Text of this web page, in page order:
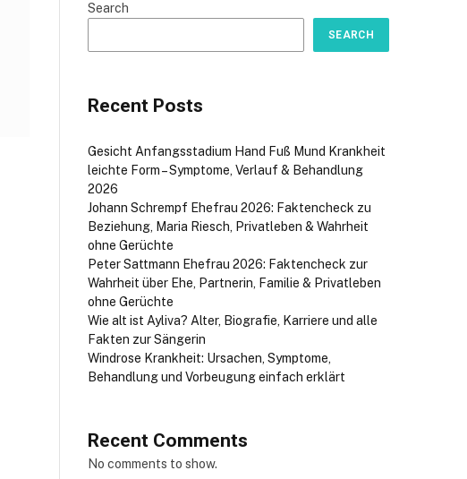
Search
SEARCH
Recent Posts
Gesicht Anfangsstadium Hand Fuß Mund Krankheit
leichte Form – Symptome, Verlauf & Behandlung
2026
Johann Schrempf Ehefrau 2026: Faktencheck zu
Beziehung, Maria Riesch, Privatleben & Wahrheit
ohne Gerüchte
Peter Sattmann Ehefrau 2026: Faktencheck zur
Wahrheit über Ehe, Partnerin, Familie & Privatleben
ohne Gerüchte
Wie alt ist Ayliva? Alter, Biografie, Karriere und alle
Fakten zur Sängerin
Windrose Krankheit: Ursachen, Symptome,
Behandlung und Vorbeugung einfach erklärt
Recent Comments
No comments to show.